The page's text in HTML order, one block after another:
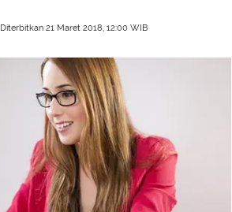
Diterbitkan 21 Maret 2018, 12:00 WIB